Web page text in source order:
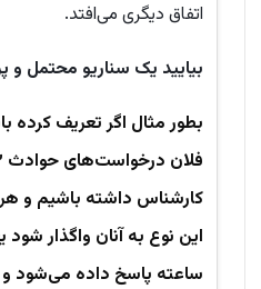
اتفاق دیگری می‌افتد.
بیایید یک سناریو محتمل و